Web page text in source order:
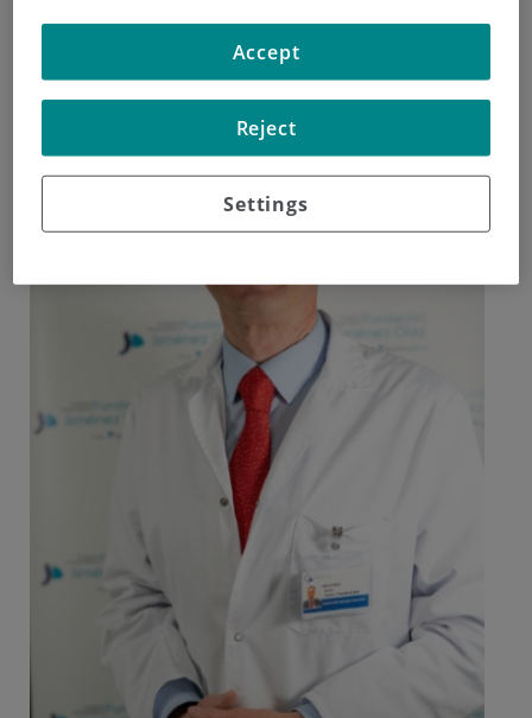
Hospital Universitario Fundación Jiménez Díaz
Settings
Reject
Accept